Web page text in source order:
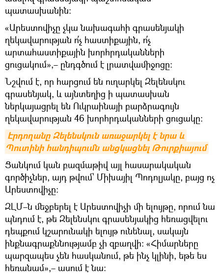
պատասխանին:
«Արեստովիչը չկա նախագահի գրասենյակի
ղեկավարության ո՛չ հաստիքային, ո՛չ
արտահաստիքային խորհրդականների
ցուցակում»,– ընդգծում է լրատվամիջոցը։
Նշվում է, որ հարցում են ուղարկել Զելենսկու
գրասենյակ, և այնտեղից ի պատասխան
ներկայացրել են Ուկրաինայի բարձրագույն
ղեկավարության 46 խորհրդականների ցուցակը։
Էրդողանը Զելենսկուն առաջարկել է նրա և
Պուտինի հանդիպումն անցկացնել Թուրքիայում
Ցանկում կան բազմաթիվ այլ հասարակական
գործիչներ, այդ թվում՝ Միխայիլ Պոդոլյակը, բայց ոչ
Արեստովիչը։
ԶԼՄ–ն մեջբերել է Արեստովիչի մի ելույթը, որում նա
պնդում է, թե Զելենսկու գրասենյակից հեռացվելու
դեպքում կշարունակի ելույթ ունենալ, սակայն
ինքնագրաքննությամբ չի զբաղվի: «Հիմարները
պարզապես չեն հասկանում, թե ինչ կլինի, եթե ես
հեռանամ»,– ասում է նա։